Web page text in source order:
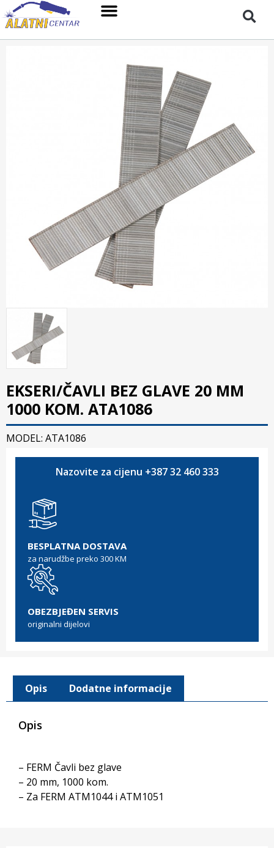
EKSERI/ČAVLI BEZ GLAVE 20 MM
1000 KOM. ATA1086
MODEL: ATA1086
Nazovite za cijenu +387 32 460 333
BESPLATNA DOSTAVA
za narudžbe preko 300 KM
OBEZBJEĐEN SERVIS
originalni dijelovi
Opis Dodatne informacije
Opis
– FERM Čavli bez glave
– 20 mm, 1000 kom.
– Za FERM ATM1044 i ATM1051